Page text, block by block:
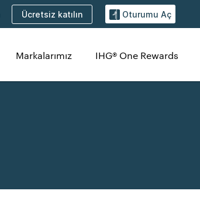
Ücretsiz katılın Oturumu Aç
Markalarımız IHG® One Rewards